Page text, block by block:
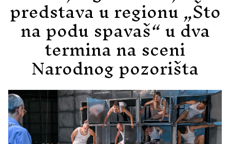
predstava u regionu „Što
na podu spavaš“ u dva
termina na sceni
Narodnog pozorišta